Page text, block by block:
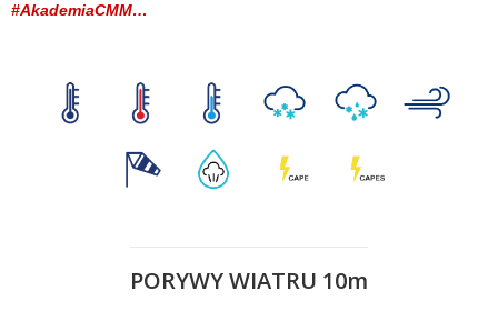
#AkademiaCMM…
PORYWY WIATRU 10m